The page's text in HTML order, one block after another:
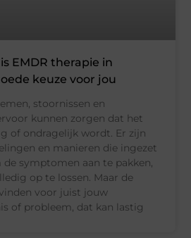
EMDR therapie in
keuze voor jou
stoornissen en
kunnen zorgen dat het
of ondragelijk wordt. Er zijn
en manieren die ingezet
symptomen aan te pakken,
op te lossen. Maar de
voor juist jouw
of probleem, dat kan lastig